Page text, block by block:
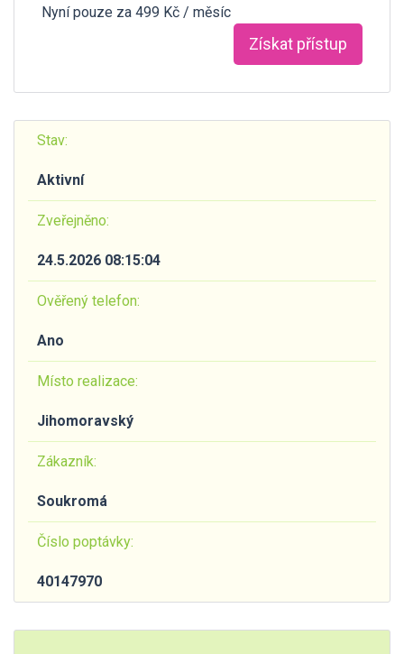
Nyní pouze za 499 Kč / měsíc
Získat přístup
Stav:
Aktivní
Zveřejněno:
24.5.2026 08:15:04
Ověřený telefon:
Ano
Místo realizace:
Jihomoravský
Zákazník:
Soukromá
Číslo poptávky:
40147970